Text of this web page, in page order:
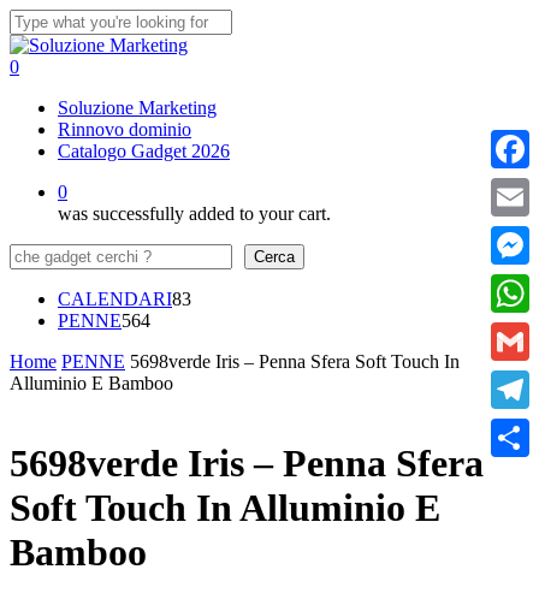
Skip
to
main
Close
Search
0
Soluzione Marketing
Rinnovo dominio
Catalogo Gadget 2026
0
was successfully added to your cart.
Cerca
Cerca
CALENDARI8383
PENNE564564
Home PENNE 5698verde Iris – Penna Sfera Soft Touch In
Alluminio E Bamboo
5698verde Iris – Penna Sfera
Soft Touch In Alluminio E
Bamboo
Email
Gmail